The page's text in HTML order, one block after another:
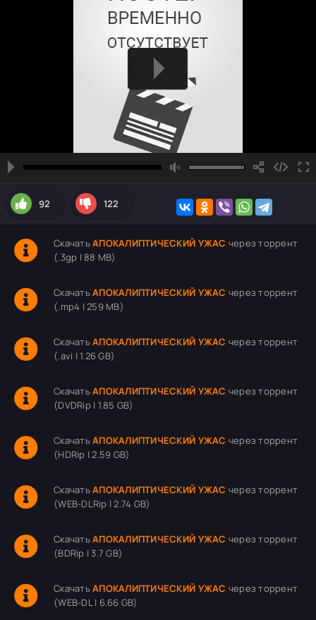
92 122
СкачатьАПОКАЛИПТИЧЕСКИЙ УЖАС через торрент
(.3gp | 88 MB)
СкачатьАПОКАЛИПТИЧЕСКИЙ УЖАС через торрент
(.mp4 | 259 MB)
СкачатьАПОКАЛИПТИЧЕСКИЙ УЖАС через торрент
(.avi | 1.26 GB)
СкачатьАПОКАЛИПТИЧЕСКИЙ УЖАС через торрент
(DVDRip | 1.85 GB)
СкачатьАПОКАЛИПТИЧЕСКИЙ УЖАС через торрент
(HDRip | 2.59 GB)
СкачатьАПОКАЛИПТИЧЕСКИЙ УЖАС через торрент
(WEB-DLRip | 2.74 GB)
СкачатьАПОКАЛИПТИЧЕСКИЙ УЖАС через торрент
(BDRip | 3.7 GB)
СкачатьАПОКАЛИПТИЧЕСКИЙ УЖАС через торрент
(WEB-DL | 6.66 GB)